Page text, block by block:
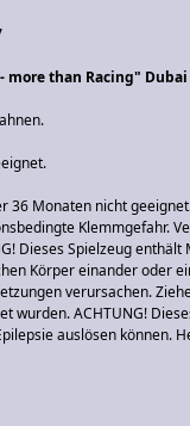
- more than Racing"
36 Monaten nicht
Klemmgefahr.
Dieses Spielzeug
Körper einander oder
verursachen.
wurden. ACHTUNG!
auslösen können.